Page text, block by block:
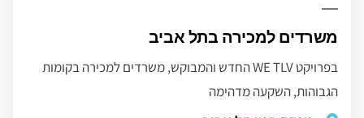
משרדים למכירה בתל אביב
בפרויקט WE TLV החדש והמבוקש, משרדים למכירה בקומות
הגבוהות, השקעה מדהימה